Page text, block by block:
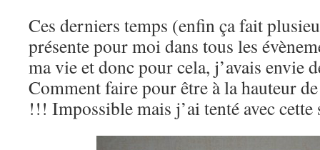
Ces derniers temps (enfin ça fait
présente pour moi dans tous les
ma vie et donc pour cela, j’avais envie
Comment faire pour être à la hauteur
!!! Impossible mais j’ai tenté avec cette